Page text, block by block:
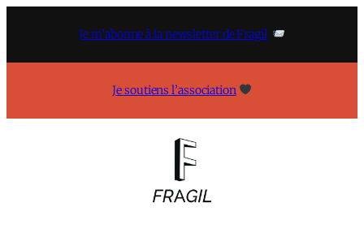
Je m’abonne à la newsletter de Fragil
Je soutiens l’association